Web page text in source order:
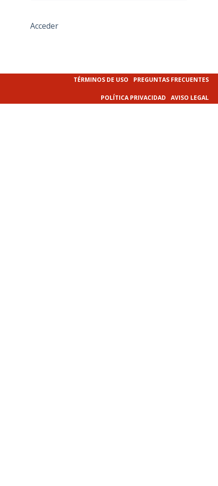
Acceder
TÉRMINOS DE USO PREGUNTAS FRECUENTES
POLÍTICA PRIVACIDAD AVISO LEGAL